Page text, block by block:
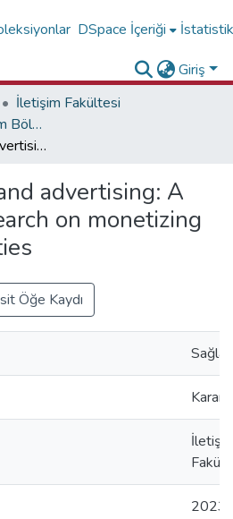
DSpace İçeriği
Giriş
İletişim Fakültesi
Yeni Medya ve İletişim Bölümü Koleksiyonu
Digital games and advertising: A qualitative research on monetizing e-sports activities
advertising: A
on monetizing
Öğe Kaydı